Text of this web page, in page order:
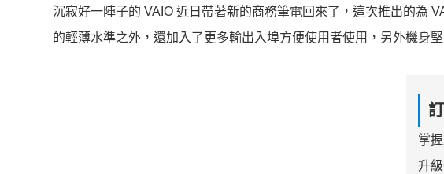
沉寂好一陣子的 VAIO 近日帶著新的商務筆電回來了，這次推出的為
的輕薄水準之外，還加入了更多輸出入埠方便使用者使用，另外機身
掌
升